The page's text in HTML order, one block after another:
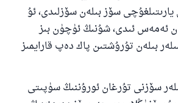
سۆز بىلەن سۆزلىدى، ئۇ
ئەمەس ئىدى، شۇنىڭ ئۈچۈن بىز
بىلەن تۇرۇشتىن پاك دەپ قارايمىز
سۆزنى تۇرغان ئورۇننىڭ سۈپىتى